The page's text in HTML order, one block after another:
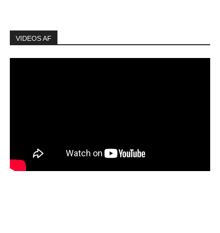
VIDEOS AF